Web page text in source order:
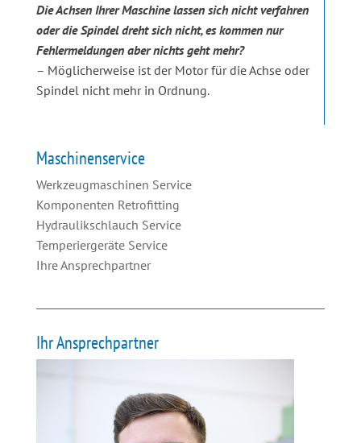
Die Achsen Ihrer Maschine lassen sich nicht verfahren
oder die Spindel dreht sich nicht, es kommen nur
Fehlermeldungen aber nichts geht mehr?
– Möglicherweise ist der Motor für die Achse oder
Spindel nicht mehr in Ordnung.
Maschinenservice
Werkzeugmaschinen Service
Komponenten Retrofitting
Hydraulikschlauch Service
Temperiergeräte Service
Ihre Ansprechpartner
Ihr Ansprechpartner